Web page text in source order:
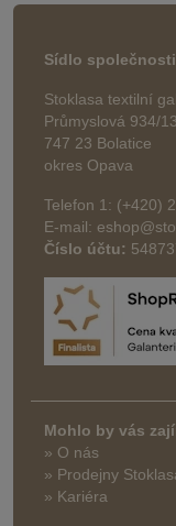
Sídlo
Stoklasa textilní
Průmyslová 934/13
747 23 Bolatice
okres Opava
Telefon 1: (+420)
E-mail:
Číslo účtu:
Mohlo by vás
» O nás
» Prodejny
» Kariéra